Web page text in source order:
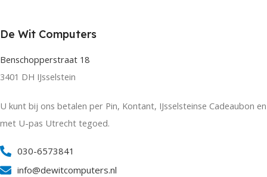
De Wit Computers
Benschopperstraat 18
3401 DH IJsselstein
U kunt bij ons betalen per Pin, Kontant, IJsselsteinse Cadeaubon en
met U-pas Utrecht tegoed.
030-6573841
info@dewitcomputers.nl